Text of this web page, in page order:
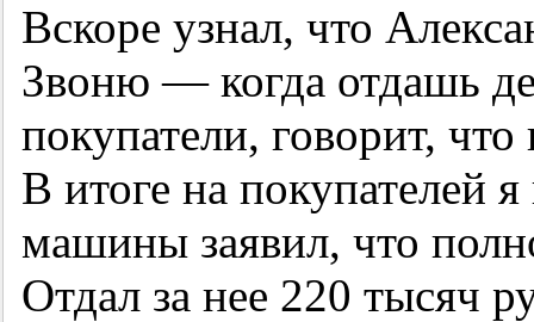
Вскоре узнал, что
Звоню — когда отдашь
покупатели, говорит,
В итоге на покупателей
машины заявил, что
Отдал за нее 220 тысяч